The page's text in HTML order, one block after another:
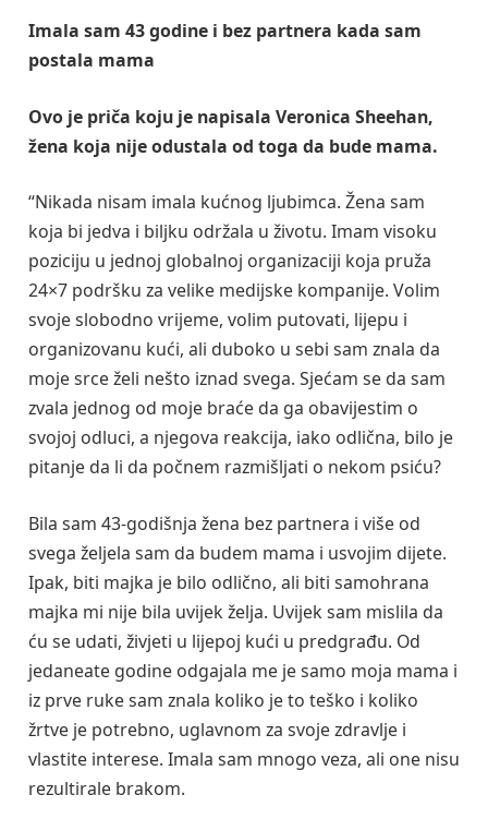
Imala sam 43 godine i bez partnera kada sam
postala mama
Ovo je priča koju je napisala Veronica Sheehan,
žena koja nije odustala od toga da bude mama.
“Nikada nisam imala kućnog ljubimca. Žena sam
koja bi jedva i biljku održala u životu. Imam visoku
poziciju u jednoj globalnoj organizaciji koja pruža
24×7 podršku za velike medijske kompanije. Volim
svoje slobodno vrijeme, volim putovati, lijepu i
organizovanu kući, ali duboko u sebi sam znala da
moje srce želi nešto iznad svega. Sjećam se da sam
zvala jednog od moje braće da ga obavijestim o
svojoj odluci, a njegova reakcija, iako odlična, bilo je
pitanje da li da počnem razmišljati o nekom psiću?
Bila sam 43-godišnja žena bez partnera i više od
svega željela sam da budem mama i usvojim dijete.
Ipak, biti majka je bilo odlično, ali biti samohrana
majka mi nije bila uvijek želja. Uvijek sam mislila da
ću se udati, živjeti u lijepoj kući u predgrađu. Od
jedaneate godine odgajala me je samo moja mama i
iz prve ruke sam znala koliko je to teško i koliko
žrtve je potrebno, uglavnom za svoje zdravlje i
vlastite interese. Imala sam mnogo veza, ali one nisu
rezultirale brakom.